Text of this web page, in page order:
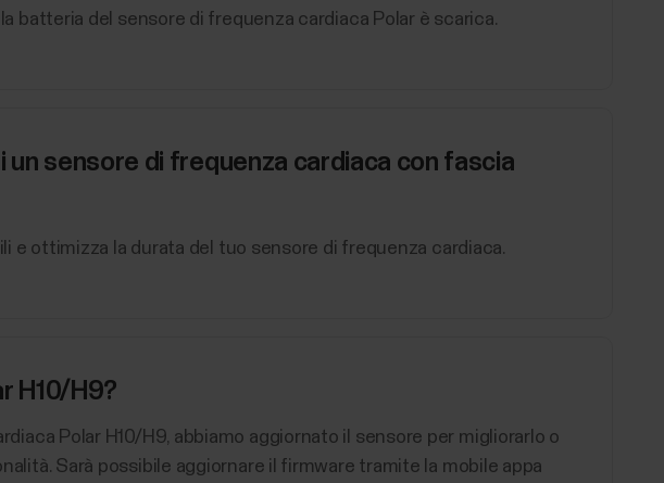
batteria del sensore di frequenza cardiaca Polar è scarica.
un sensore di frequenza cardiaca con fascia
e ottimizza la durata del tuo sensore di frequenza cardiaca.
H10/H9?
Polar H10/H9, abbiamo aggiornato il sensore per migliorarlo o
Sarà possibile aggiornare il firmware tramite la mobile appa